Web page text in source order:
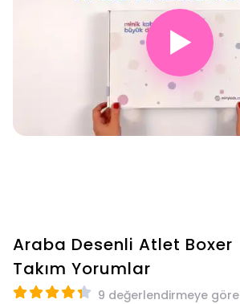
▶
Araba Desenli Atlet Boxer
Takım Yorumlar
9 değerlendirmeye göre